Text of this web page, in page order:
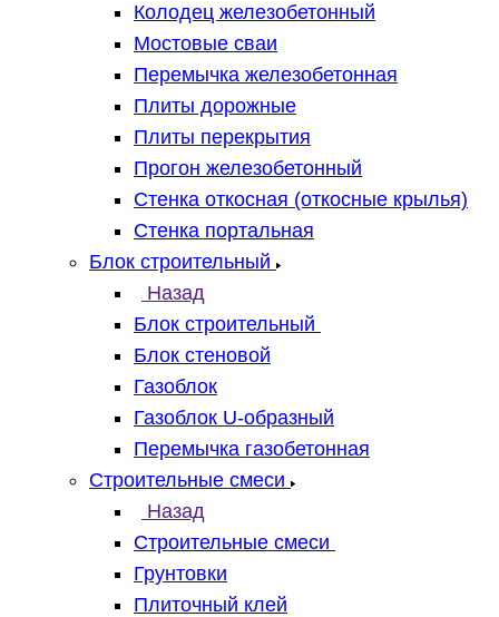
Колодец железобетонный
Мостовые сваи
Перемычка железобетонная
Плиты дорожные
Плиты перекрытия
Прогон железобетонный
Стенка откосная (откосные крылья)
Стенка портальная
Блок строительный
Назад
Блок строительный
Блок стеновой
Газоблок
Газоблок U-образный
Перемычка газобетонная
Строительные смеси
Назад
Строительные смеси
Грунтовки
Плиточный клей